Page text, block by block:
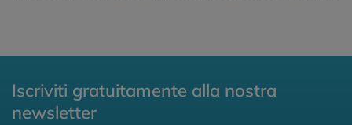
Iscriviti gratuitamente alla nostra
newsletter